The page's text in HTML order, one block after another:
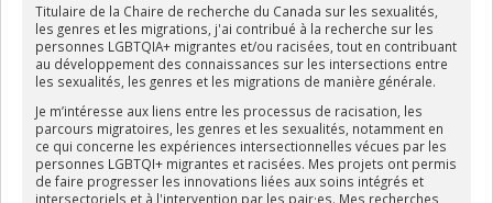
Titulaire de la Chaire de recherche du Canada sur les sexualités,
les genres et les migrations, j'ai contribué à la recherche sur les
personnes LGBTQIA+ migrantes et/ou racisées, tout en contribuant
au développement des connaissances sur les intersections entre
les sexualités, les genres et les migrations de manière générale.
Je m’intéresse aux liens entre les processus de racisation, les
parcours migratoires, les genres et les sexualités, notamment en
ce qui concerne les expériences intersectionnelles vécues par les
personnes LGBTQI+ migrantes et racisées. Mes projets ont permis
de faire progresser les innovations liées aux soins intégrés et
intersectoriels et à l'intervention par les pair·es. Mes recherches